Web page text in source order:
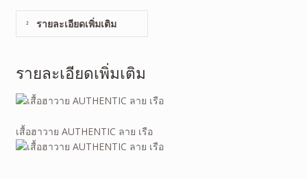
รายละเอียดเพิ่มเติม
รายละเอียดเพิ่มเติม
เสื้อฮาวาย AUTHENTIC ลาย เรือ